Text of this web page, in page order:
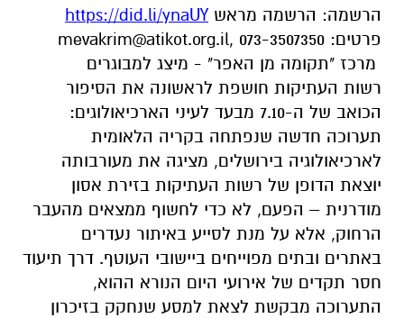
הרשמה: הרשמה מראשhttps://did.li/ynaUY
פרטים:
mevakrim@atikot.org.il, 073-3507350
מרכז "תקומה מן האפר" - מיצג למבוגרים
רשות העתיקות חושפת לראשונה את הסיפור
הכואב של ה-7.10 מבעד לעיני הארכיאולוגים:
תערוכה חדשה שנפתחה בקריה הלאומית
לארכיאולוגיה בירושלים, מציגה את מעורבותה
יוצאת הדופן של רשות העתיקות בזירת אסון
מודרנית – הפעם, לא כדי לחשוף ממצאים מהעבר
הרחוק, אלא על מנת לסייע באיתור נעדרים
באתרים ובתים מפוייחים ביישובי העוטף. דרך תיעוד
חסר תקדים של אירועי היום הנורא ההוא,
התערוכה מבקשת לצאת למסע שנחקק בזיכרון